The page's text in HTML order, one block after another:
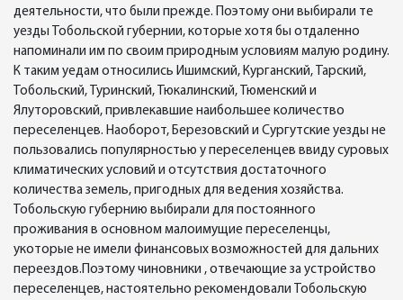
деятельности, что были прежде. Поэтому они выбирали те
уезды Тобольской губернии, которые хотя бы отдаленно
напоминали им по своим природным условиям малую родину.
К таким уедам относились Ишимский, Курганский, Тарский,
Тобольский, Туринский, Тюкалинский, Тюменский и
Ялуторовский, привлекавшие наибольшее количество
переселенцев. Наоборот, Березовский и Сургутские уезды не
пользовались популярностью у переселенцев ввиду суровых
климатических условий и отсутствия достаточного
количества земель, пригодных для ведения хозяйства.
Тобольскую губернию выбирали для постоянного
проживания в основном малоимущие переселенцы,
укоторые не имели финансовых возможностей для дальних
переездов.Поэтому чиновники , отвечающие за устройство
переселенцев, настоятельно рекомендовали Тобольскую